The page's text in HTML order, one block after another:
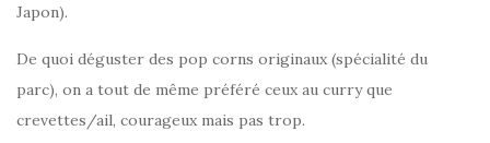
Japon).
De quoi déguster des pop corns originaux (spécialité du
parc), on a tout de même préféré ceux au curry que
crevettes/ail, courageux mais pas trop.